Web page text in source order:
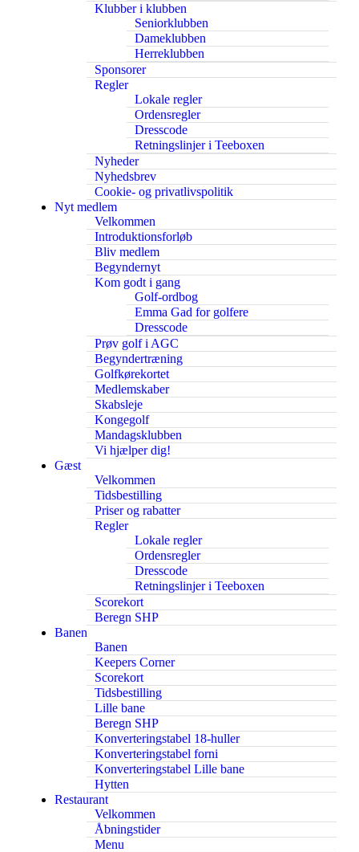
Klubber i klubben
Seniorklubben
Dameklubben
Herreklubben
Sponsorer
Regler
Lokale regler
Ordensregler
Dresscode
Retningslinjer i Teeboxen
Nyheder
Nyhedsbrev
Cookie- og privatlivspolitik
Nyt medlem
Velkommen
Introduktionsforløb
Bliv medlem
Begyndernyt
Kom godt i gang
Golf-ordbog
Emma Gad for golfere
Dresscode
Prøv golf i AGC
Begyndertræning
Golfkørekortet
Medlemskaber
Skabsleje
Kongegolf
Mandagsklubben
Vi hjælper dig!
Gæst
Velkommen
Tidsbestilling
Priser og rabatter
Regler
Lokale regler
Ordensregler
Dresscode
Retningslinjer i Teeboxen
Scorekort
Beregn SHP
Banen
Banen
Keepers Corner
Scorekort
Tidsbestilling
Lille bane
Beregn SHP
Konverteringstabel 18-huller
Konverteringstabel forni
Konverteringstabel Lille bane
Hytten
Restaurant
Velkommen
Åbningstider
Menu